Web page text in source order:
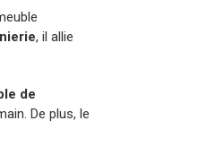
, il allie
de
De plus, le